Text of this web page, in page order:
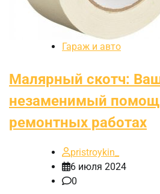
Гараж и авто
Малярный скотч:
незаменимый
ремонтных работах
pristroykin_
6 июля 2024
0